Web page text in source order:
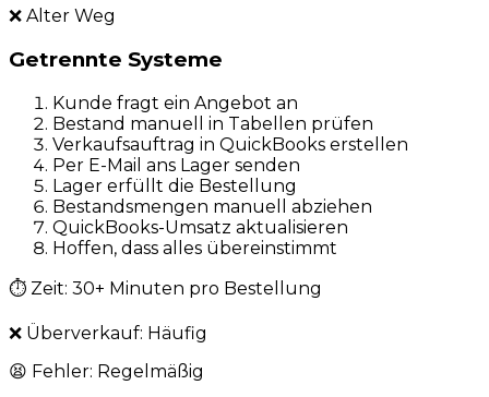
❌ Alter Weg
Getrennte Systeme
Kunde fragt ein Angebot an
Bestand manuell in Tabellen prüfen
Verkaufsauftrag in QuickBooks erstellen
Per E-Mail ans Lager senden
Lager erfüllt die Bestellung
Bestandsmengen manuell abziehen
QuickBooks-Umsatz aktualisieren
Hoffen, dass alles übereinstimmt
⏱ Zeit: 30+ Minuten pro Bestellung
❌ Überverkauf: Häufig
😫 Fehler: Regelmäßig